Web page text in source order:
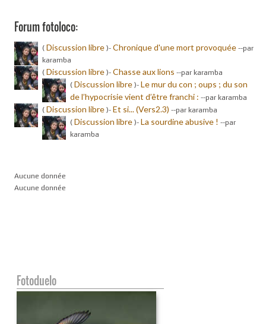
Forum fotoloco:
( Discussion libre )- Chronique d'une mort provoquée --par
karamba
( Discussion libre )- Chasse aux lions --par karamba
( Discussion libre )- Le mur du con ; oups ; du son
de l’hypocrisie vient d’être franchi : --par karamba
( Discussion libre )- Et si... (Vers2.3) --par karamba
( Discussion libre )- La sourdine abusive ! --par
karamba
Aucune donnée
Aucune donnée
Fotoduelo